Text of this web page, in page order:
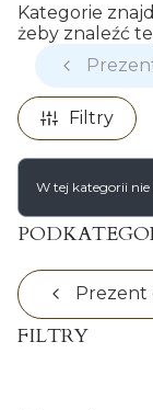
Kategorie
żeby znaleźć
Filtry
Lista
W tej kategorii
Prezent
FILTRY